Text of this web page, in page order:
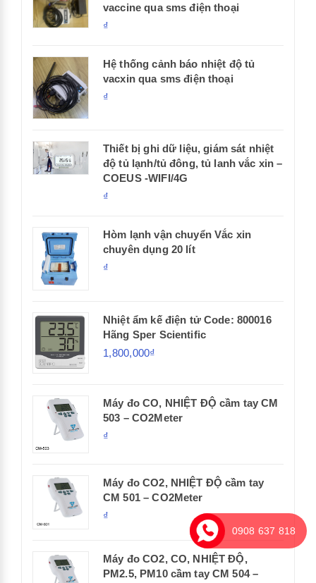
vaccine qua sms điện thoại
₫
Hệ thống cảnh báo nhiệt độ tủ
vacxin qua sms điện thoại
₫
Thiết bị ghi dữ liệu, giám sát nhiệt
độ tủ lạnh/tủ đông, tủ lanh vắc xin –
COEUS -WIFI/4G
₫
Hòm lạnh vận chuyển Vắc xin
chuyên dụng 20 lít
₫
Nhiệt ẩm kế điện tử Code: 800016
Hãng Sper Scientific
1,800,000₫
Máy đo CO, NHIỆT ĐỘ cầm tay CM
503 – CO2Meter
₫
Máy đo CO2, NHIỆT ĐỘ cầm tay
CM 501 – CO2Meter
₫
Máy đo CO2, CO, NHIỆT ĐỘ,
PM2.5, PM10 cầm tay CM 504 –
0908 637 818